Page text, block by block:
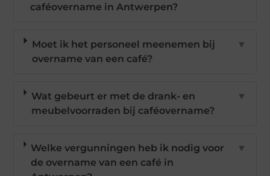
caféovername in Antwerpen?
Moet ik het personeel meenemen bij
overname van een café?
▼
Wat gebeurt er met de drank- en
meubelvoorraden bij caféovername?
▼
Welke vergunningen heb ik nodig voor
de overname van een café in
▼